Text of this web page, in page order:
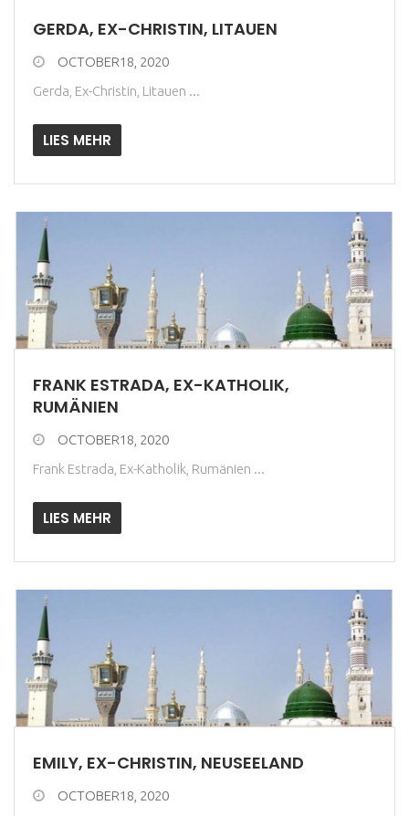
GERDA, EX-CHRISTIN, LITAUEN
OCTOBER18, 2020
Gerda, Ex-Christin, Litauen ...
LIES MEHR
FRANK ESTRADA, EX-KATHOLIK,
RUMÄNIEN
OCTOBER18, 2020
Frank Estrada, Ex-Katholik, Rumänien ...
LIES MEHR
EMILY, EX-CHRISTIN, NEUSEELAND
OCTOBER18, 2020